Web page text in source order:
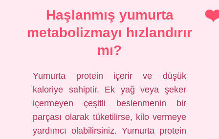
Haşlanmış yumurta
metabolizmayı hızlandırır
mı?
Yumurta protein içerir ve düşük
kaloriye sahiptir. Ek yağ veya şeker
içermeyen çeşitli beslenmenin bir
parçası olarak tüketilirse, kilo vermeye
yardımcı olabilirsiniz. Yumurta protein